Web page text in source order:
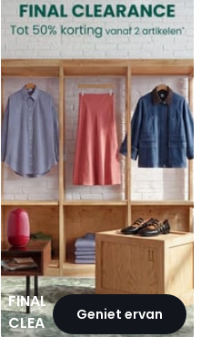
FINAL
CLEARANCEGeniet ervan
CLEARANCE